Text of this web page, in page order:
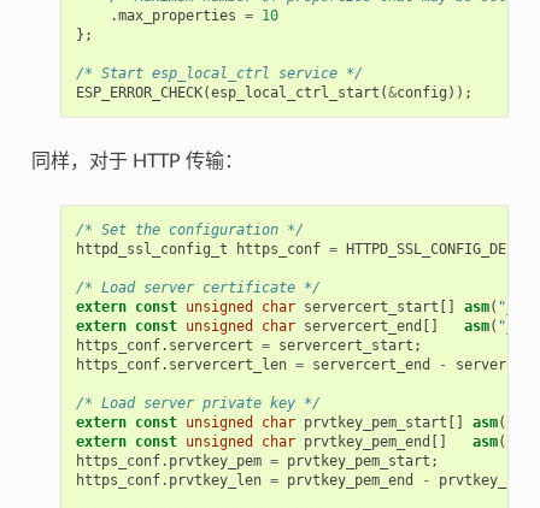
.max_properties = 10
};
/* Start esp_local_ctrl service */
ESP_ERROR_CHECK(esp_local_ctrl_start (&config ));
同样，对于 HTTP 传输：
/* Set the configuration */
httpd_ssl_config_t
https_conf =
/* Load server certificate */
extern const unsigned char servercert_start [] asm(
extern const unsigned char servercert_end [] asm(
https_conf. servercert = servercert_start ;
https_conf. servercert_len = servercert_end -
/* Load server private key */
extern const unsigned char prvtkey_pem_start [] asm(
extern const unsigned char prvtkey_pem_end [] asm(
https_conf. prvtkey_pem = prvtkey_pem_start ;
https_conf. prvtkey_len = prvtkey_pem_end -